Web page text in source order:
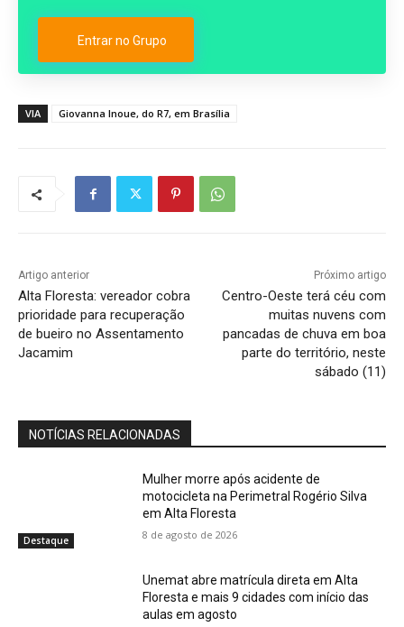
Entrar no Grupo
VIA Giovanna Inoue, do R7, em Brasília
Artigo anterior
Alta Floresta: vereador cobra
prioridade para recuperação
de bueiro no Assentamento
Jacamim
Próximo artigo
Centro-Oeste terá céu com
muitas nuvens com
pancadas de chuva em boa
parte do território, neste
sábado (11)
NOTÍCIAS RELACIONADAS
Destaque
Mulher morre após acidente de
motocicleta na Perimetral Rogério Silva
em Alta Floresta
8 de agosto de 2026
Unemat abre matrícula direta em Alta
Floresta e mais 9 cidades com início das
aulas em agosto